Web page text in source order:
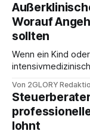
Worauf
sollten
Wenn ein Kind
angewiesen ist,
Frage: Muss die
oder ist ein Leben
Intensivpflege
Von 2GLORY
lohnt